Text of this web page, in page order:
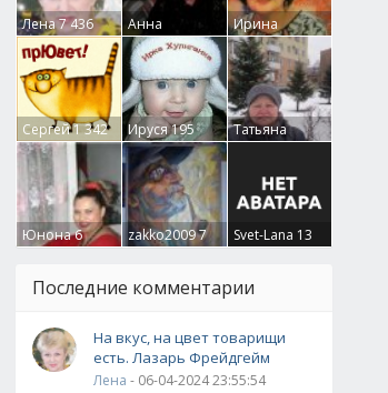
Московскую
Лена7 436
Анна
Гумлевая0
Ирина
Бруцкая41
Сергей1 342 Ируся195
Татьяна
Крючкова0
Юнона6 zakko20097 Svet-Lana 13
Последние комментарии
На вкус, на цвет товарищи
есть. Лазарь Фрейдгейм
Лена - 06-04-2024 23:55:54